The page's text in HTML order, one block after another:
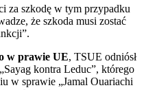
za szkodę w tym przypadku
że szkoda musi zostać
w prawie UE, TSUE odniósł
kontra Leduc”, którego
w sprawie „Jamal Ouariachi